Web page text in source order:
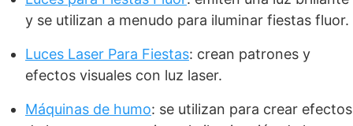
y se utilizan a menudo para iluminar fiestas fluor.
Luces Laser Para Fiestas: crean patrones y
efectos visuales con luz laser.
Máquinas de humo: se utilizan para crear efectos